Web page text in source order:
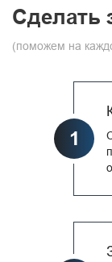
Сделать
(поможем на
1